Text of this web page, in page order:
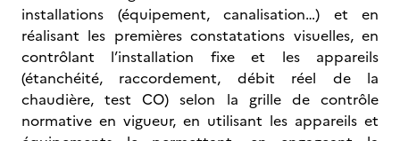
installations (équipement, canalisation…) et en
réalisant les premières constatations visuelles, en
contrôlant l’installation fixe et les appareils
(étanchéité, raccordement, débit réel de la
chaudière, test CO) selon la grille de contrôle
normative en vigueur, en utilisant les appareils et